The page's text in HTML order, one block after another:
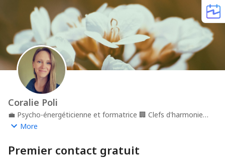
Coralie Poli
💼 Psycho-énergéticienne et formatrice 🏢 Clefs d'harmonie
📍En ligne
More
Premier contact gratuit